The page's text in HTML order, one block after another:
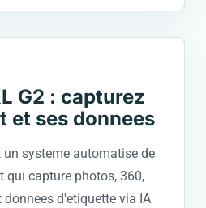
G2 : capturez
et ses donnees
systeme automatise de
qui capture photos, 360,
d'etiquette via IA